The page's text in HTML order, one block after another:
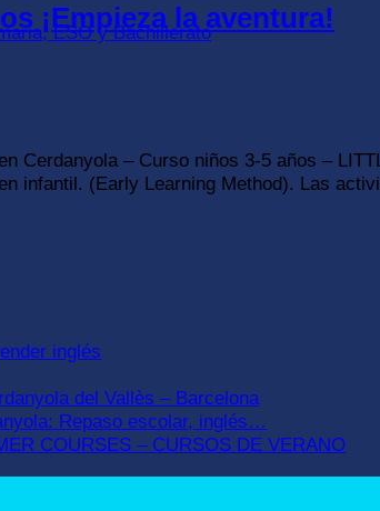
ESO y Bachillerato
¡Empieza la aventura!
Cerdanyola – Curso niños 3-5 años –
infantil. (Early Learning Method). Las
inglés
del Vallès – Barcelona
Repaso escolar, inglés…
COURSES – CURSOS DE VERANO